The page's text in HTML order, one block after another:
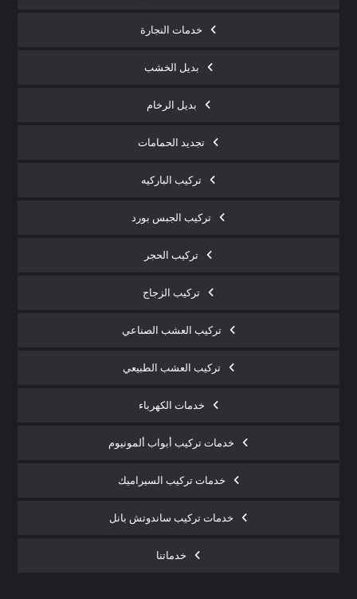
خدمات النجارة
بديل الخشب
بديل الرخام
تجديد الحمامات
تركيب الباركيه
تركيب الجبس بورد
تركيب الحجر
تركيب الزجاج
تركيب العشب الصناعي
تركيب العشب الطبيعي
خدمات الكهرباء
خدمات تركيب أبواب ألمونيوم
خدمات تركيب السيراميك
خدمات تركيب ساندوتش بانل
خدماتنا